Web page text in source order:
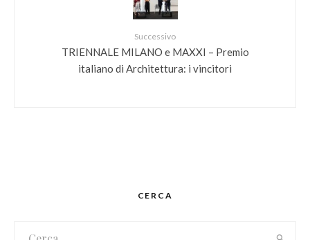
Successivo
TRIENNALE MILANO e MAXXI – Premio
italiano di Architettura: i vincitori
CERCA